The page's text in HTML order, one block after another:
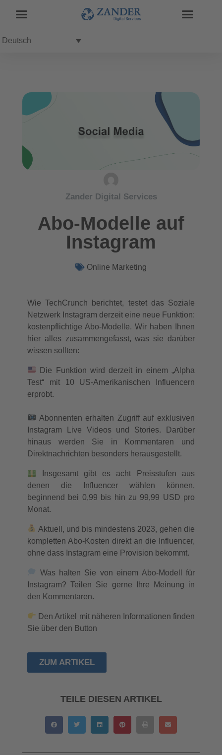
Deutsch
Zander Digital Services
Abo-Modelle auf
Instagram
Online Marketing
Wie TechCrunch berichtet, testet das Soziale
Netzwerk Instagram derzeit eine neue Funktion:
kostenpflichtige Abo-Modelle. Wir haben Ihnen
hier alles zusammengefasst, was sie darüber
wissen sollten:
Die Funktion wird derzeit in einem „Alpha
Test“ mit 10 US-Amerikanischen Influencern
erprobt.
Abonnenten erhalten Zugriff auf exklusiven
Instagram Live Videos und Stories. Darüber
hinaus werden Sie in Kommentaren und
Direktnachrichten besonders herausgestellt.
Insgesamt gibt es acht Preisstufen aus
denen die Influencer wählen können,
beginnend bei 0,99 bis hin zu 99,99 USD pro
Monat.
Aktuell, und bis mindestens 2023, gehen die
kompletten Abo-Kosten direkt an die Influencer,
ohne dass Instagram eine Provision bekommt.
Was halten Sie von einem Abo-Modell für
Instagram? Teilen Sie gerne Ihre Meinung in
den Kommentaren.
Den Artikel mit näheren Informationen finden
Sie über den Button
ZUM ARTIKEL
TEILE DIESEN ARTIKEL